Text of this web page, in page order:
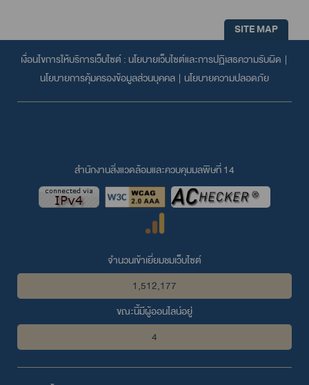
SITE MAP
เงื่อนไขการให้บริการเว็บไซต์ : นโยบายเว็บไซต์และการปฏิเสธความรับผิด |
นโยบายการคุ้มครองข้อมูลส่วนบุคคล | นโยบายความปลอดภัย
สำนักงานสิ่งแวดล้อมและควบคุมมลพิษที่ 14
จำนวนเข้าเยี่ยมชมเว็บไซต์
1,512,177
ขณะนี้มีผู้ออนไลน์อยู่
4